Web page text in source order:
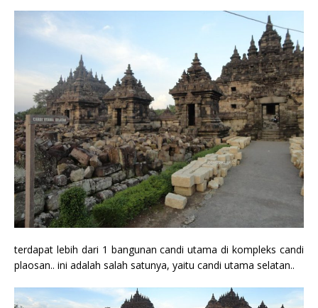
terdapat lebih dari 1 bangunan candi utama di kompleks candi
plaosan.. ini adalah salah satunya, yaitu candi utama selatan..